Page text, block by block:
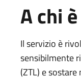
A chi
Il servizio è
sensibilmente
(ZTL) e